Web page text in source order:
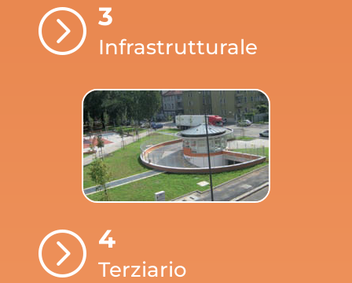
= 3
Infrastrutturale
= 4
Terziario